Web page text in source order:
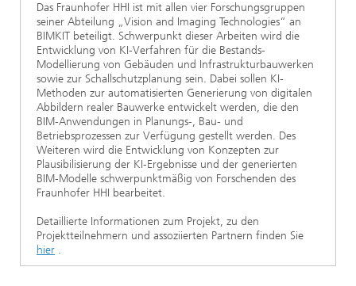
Das Fraunhofer HHI ist mit allen vier Forschungsgruppen
seiner Abteilung „Vision and Imaging Technologies“ an
BIMKIT beteiligt. Schwerpunkt dieser Arbeiten wird die
Entwicklung von KI-Verfahren für die Bestands-
Modellierung von Gebäuden und Infrastrukturbauwerken
sowie zur Schallschutzplanung sein. Dabei sollen KI-
Methoden zur automatisierten Generierung von digitalen
Abbildern realer Bauwerke entwickelt werden, die den
BIM-Anwendungen in Planungs-, Bau- und
Betriebsprozessen zur Verfügung gestellt werden. Des
Weiteren wird die Entwicklung von Konzepten zur
Plausibilisierung der KI-Ergebnisse und der generierten
BIM-Modelle schwerpunktmäßig von Forschenden des
Fraunhofer HHI bearbeitet.
Detaillierte Informationen zum Projekt, zu den
Projektteilnehmern und assoziierten Partnern finden Sie
hier .